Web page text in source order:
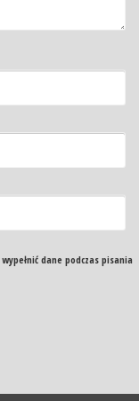
dane podczas pisania